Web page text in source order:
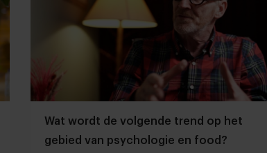
Wat wordt de volgende trend op het
gebied van psychologie en food?